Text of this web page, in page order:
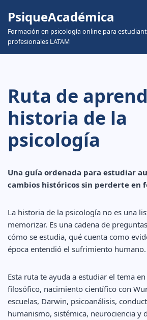
Skip
to
content
PsiqueAcadémica
Formación en psicología online para
profesionales LATAM
Ruta de
historia de la
psicología
Una guía ordenada para estudiar
cambios históricos sin perderte en
La historia de la psicología no es una
memorizar. Es una cadena de
cómo se estudia, qué cuenta como
época entendió el sufrimiento humano.
Esta ruta te ayuda a estudiar el tema
filosófico, nacimiento científico con
escuelas, Darwin, psicoanálisis,
humanismo, sistémica, neurociencia y